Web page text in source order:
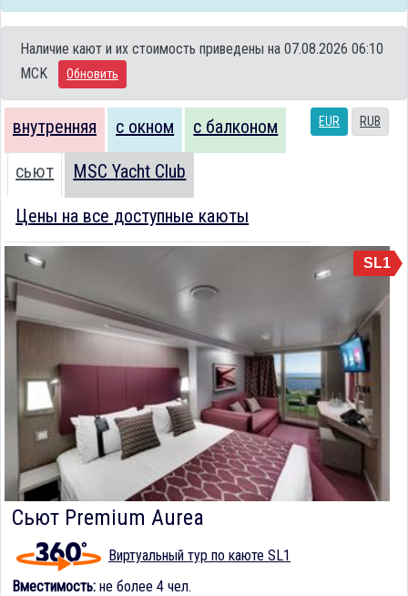
Наличие кают и их стоимость приведены на 07.08.2026 06:10
MCK
Обновить
EUR RUB
внутренняя с окном с балконом
сьют MSC Yacht Club
Цены на все доступные каюты
SL1
Сьют Premium Aurea
Виртуальный тур по каюте SL1
Вместимость: не более 4 чел.